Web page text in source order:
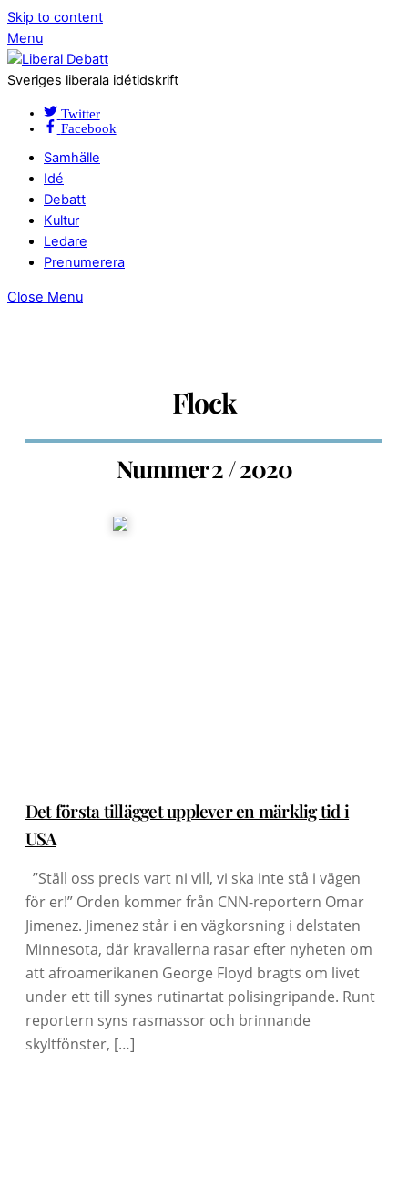
Skip to content
Menu
Sveriges liberala idétidskrift
Twitter
Facebook
Samhälle
Idé
Debatt
Kultur
Ledare
Prenumerera
Close Menu
Flock
Nummer 2 / 2020
Det första tillägget upplever en märklig tid i
USA
”Ställ oss precis vart ni vill, vi ska inte stå i vägen
för er!” Orden kommer från CNN-reportern Omar
Jimenez. Jimenez står i en vägkorsning i delstaten
Minnesota, där kravallerna rasar efter nyheten om
att afroamerikanen George Floyd bragts om livet
under ett till synes rutinartat polisingripande. Runt
reportern syns rasmassor och brinnande
skyltfönster, […]